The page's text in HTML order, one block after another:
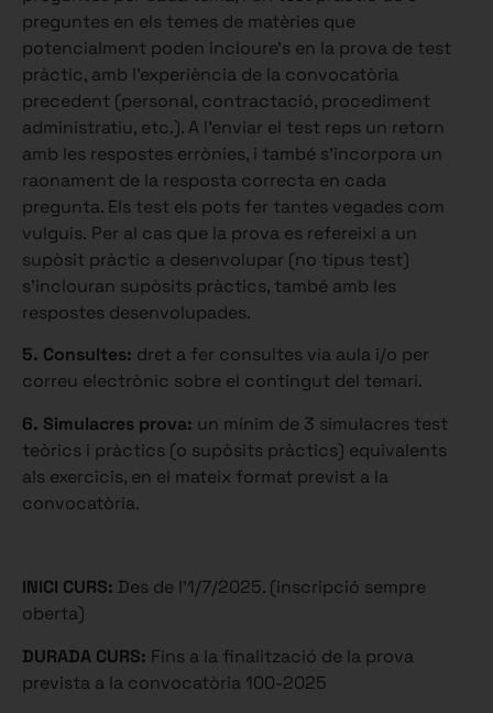
preguntes en els temes de matèries que
potencialment poden incloure’s en la prova de test
pràctic, amb l’experiència de la convocatòria
precedent (personal, contractació, procediment
administratiu, etc.). A l’enviar el test reps un retorn
amb les respostes errònies, i també s’incorpora un
raonament de la resposta correcta en cada
pregunta. Els test els pots fer tantes vegades com
vulguis. Per al cas que la prova es refereixi a un
supòsit pràctic a desenvolupar (no tipus test)
s’inclouran supòsits pràctics, també amb les
respostes desenvolupades.
5. Consultes: dret a fer consultes via aula i/o per
correu electrònic sobre el contingut del temari.
6. Simulacres prova: un mínim de 3 simulacres test
teòrics i pràctics (o supòsits pràctics) equivalents
als exercicis, en el mateix format previst a la
convocatòria.
INICI CURS: Des de l’1/7/2025. (inscripció sempre
oberta)
DURADA CURS: Fins a la finalització de la prova
prevista a la convocatòria 100-2025